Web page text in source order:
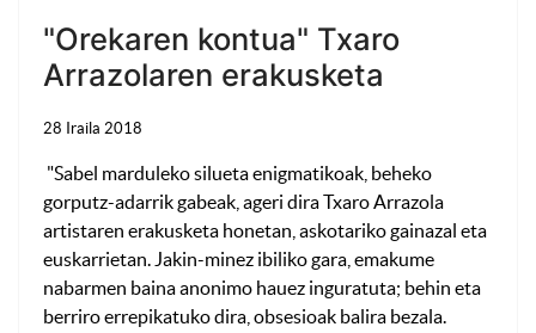
"Orekaren kontua" Txaro
Arrazolaren erakusketa
28 Iraila 2018
"Sabel marduleko silueta enigmatikoak, beheko
gorputz-adarrik gabeak, ageri dira Txaro Arrazola
artistaren erakusketa honetan, askotariko gainazal eta
euskarrietan. Jakin-minez ibiliko gara, emakume
nabarmen baina anonimo hauez inguratuta; behin eta
berriro errepikatuko dira, obsesioak balira bezala.